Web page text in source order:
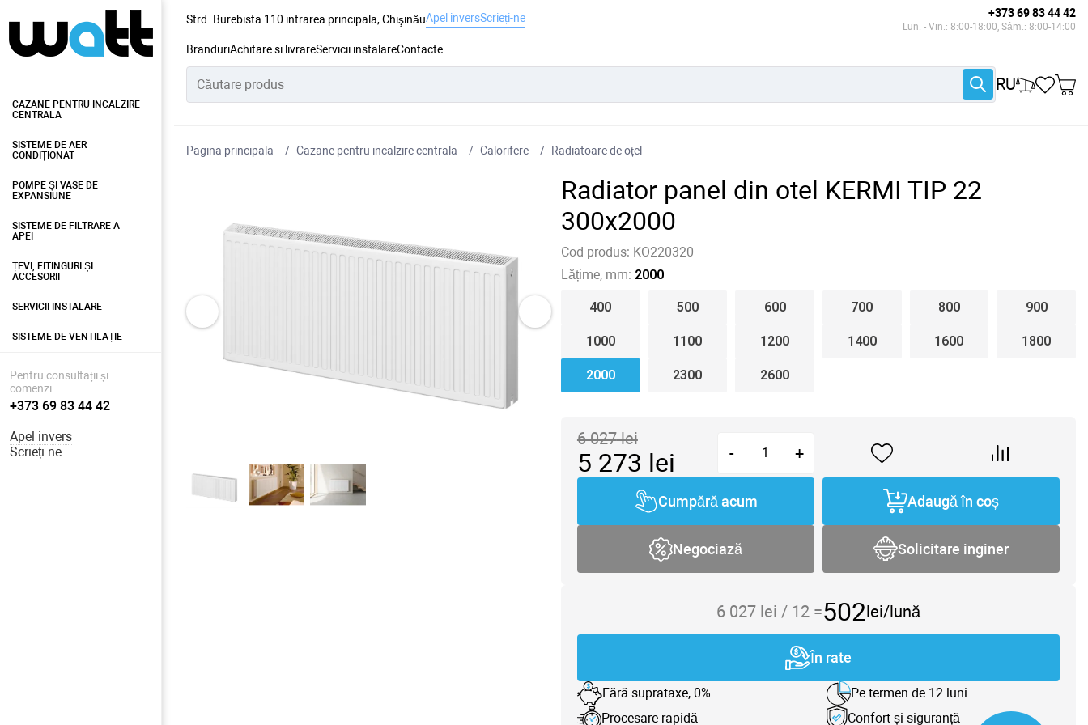
Strd. Burebista 110 intrarea principala, ChişinăuApel inversScrieți-ne +373 69 83 44 42
Lun. - Vin.: 8:00-18:00, Sâm.: 8:00-14:00
BranduriAchitare si livrareServicii instalareContacte
RU
CAZANE PENTRU INCALZIRE
CENTRALA
SISTEME DE AER
CONDIȚIONAT
POMPE ȘI VASE DE
EXPANSIUNE
SISTEME DE FILTRARE A
APEI
ȚEVI, FITINGURI ȘI
ACCESORII
SERVICII INSTALARE
SISTEME DE VENTILAȚIE
Pentru consultații și
comenzi
+373 69 83 44 42
Apel invers
Scrieți-ne
Pagina principala Cazane pentru incalzire centrala Сalorifere Radiatoare de oțel
Radiator panel din otel KERMI TIP 22
300x2000
Cod produs: KO220320
Lățime, mm: 2000
400 500 600 700 800 900
1000 1100 1200 1400 1600 1800
2000 2300 2600
6 027lei
5 273 lei - +
Cumpără acum Adaugă în coș
Negociază Solicitare inginer
6 027 lei / 12=502lei/lună
În rate
Fără suprataxe, 0%
Pe termen de 12 luni
Procesare rapidă
Confort și siguranță